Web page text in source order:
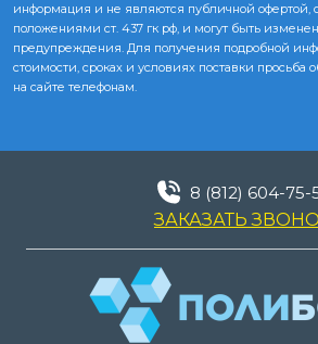
информация и не являются публичной офертой,
положениями ст. 437 гк рф, и могут быть
предупреждения. Для получения подробной
стоимости, сроках и условиях поставки просьба
на сайте телефонам.
8 (812) 604-75-
ЗАКАЗАТЬ